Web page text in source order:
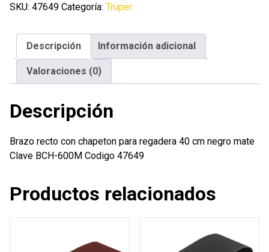
chapeton
regadera
cm
negro
cantidad
SKU: 47649 Categoría: Truper
Descripción Información adicional
Valoraciones (0)
Descripción
Brazo recto con chapeton para regadera 40 cm negro mate
Clave BCH-600M Codigo 47649
Productos relacionados